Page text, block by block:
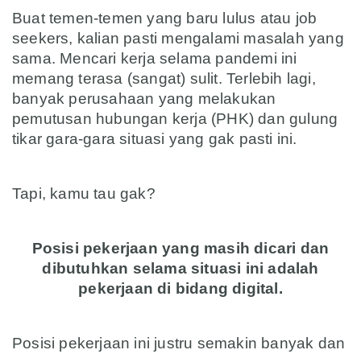
Buat temen-temen yang baru lulus atau job
seekers, kalian pasti mengalami masalah yang
sama. Mencari kerja selama pandemi ini
memang terasa (sangat) sulit. Terlebih lagi,
banyak perusahaan yang melakukan
pemutusan hubungan kerja (PHK) dan gulung
tikar gara-gara situasi yang gak pasti ini.
Tapi, kamu tau gak?
Posisi pekerjaan yang masih dicari dan
dibutuhkan selama situasi ini adalah
pekerjaan di bidang digital.
Posisi pekerjaan ini justru semakin banyak dan